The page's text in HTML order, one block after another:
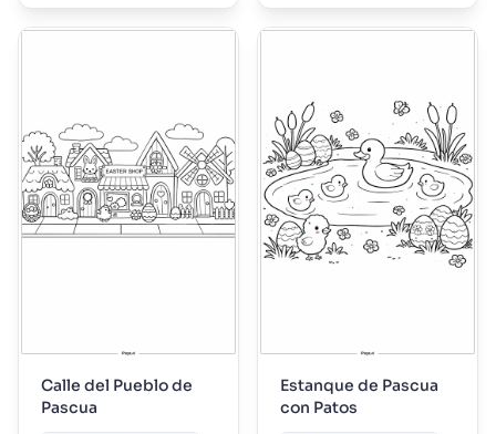
Calle del Pueblo de
Pascua
Estanque de Pascua
con Patos